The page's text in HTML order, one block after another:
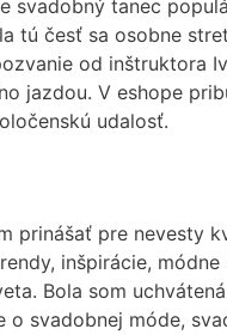
svadobný tanec
tú česť sa osobne
od inštruktora
jazdou. V eshope
udalosť.
prinášať pre nevesty
inšpirácie,
Bola som
o svadobnej móde,